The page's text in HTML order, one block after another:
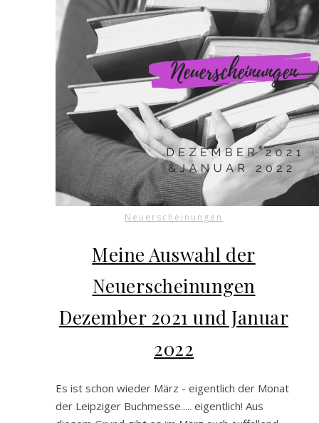
Neuerscheinungen
Meine Auswahl der
Neuerscheinungen
Dezember 2021 und Januar
2022
Es ist schon wieder März - eigentlich der Monat
der Leipziger Buchmesse..... eigentlich! Aus